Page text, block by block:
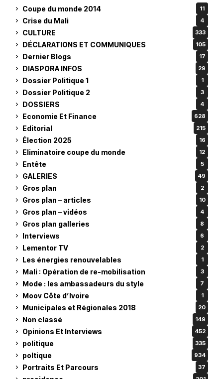
Coupe du monde 2014 11
Crise du Mali 4
CULTURE 333
DÉCLARATIONS ET COMMUNIQUES 105
Dernier Blogs 17
DIASPORA INFOS 29
Dossier Politique 1 1
Dossier Politique 2 3
DOSSIERS 4
Economie Et Finance 628
Editorial 215
Élection 2025 16
Eliminatoire coupe du monde 12
Entête 5
GALERIES 49
Gros plan 2
Gros plan – articles 10
Gros plan – vidéos 4
Gros plan galleries 8
Interviews 6
Lementor TV 2
Les énergies renouvelables 1
Mali : Opération de re-mobilisation 3
Mode : les ambassadeurs du style 7
Moov Côte d’Ivoire 1
Municipales et Régionales 2018 20
Non classé 149
Opinions Et Interviews 452
politique 335
poltique 934
Portraits Et Parcours 37